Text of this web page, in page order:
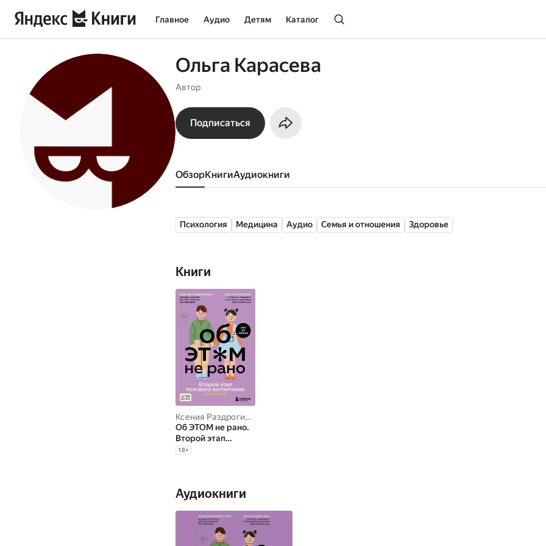
Главное Аудио Детям Каталог
Ольга Карасева
Автор
Подписаться
Обзор книги аудиокниги
Психология Медицина Аудио Семья и отношения Здоровье
Книги
Ксения Раздрогина
Об ЭТОМ не рано.
Второй этап
полового
18+
Аудиокниги